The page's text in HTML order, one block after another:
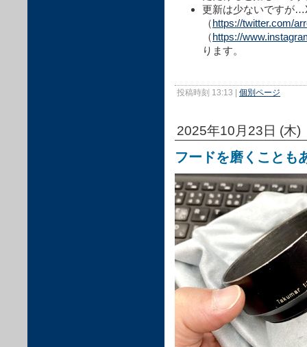
更新は少ないですが
（https://twitter.com/
（https://
ります。
投稿時刻 13:13 | 個別ページ
2025年10月23日 (木)
フードを磨くことも